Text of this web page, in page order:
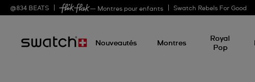
@834 BEATS — Montres pour enfants Swatch Rebels For Good
Nouveautés Montres
Royal
Pop